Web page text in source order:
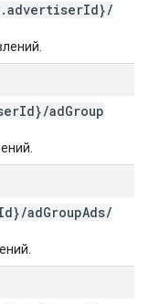
.advertiserId}/
Id}/adGroup
/adGroupAds/